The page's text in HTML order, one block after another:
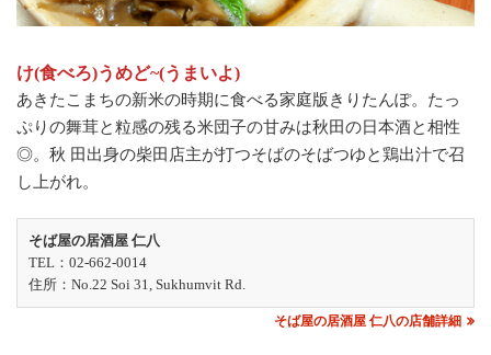
け(食べろ)うめど~(うまいよ)
あきたこまちの新米の時期に食べる家庭版きりたんぽ。たっ
ぷりの舞茸と粒感の残る米団子の甘みは秋田の日本酒と相性
◎。秋 田出身の柴田店主が打つそばのそばつゆと鶏出汁で召
し上がれ。
そば屋の居酒屋 仁八
TEL：02-662-0014
住所：No.22 Soi 31, Sukhumvit Rd.
そば屋の居酒屋 仁八の店舗詳細